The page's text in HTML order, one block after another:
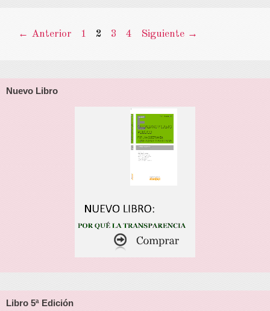
← Anterior Página
1 Página
2 Página
3 Página
4 Siguiente →
Nuevo Libro
Libro 5ª Edición